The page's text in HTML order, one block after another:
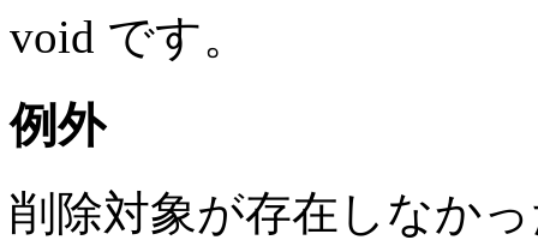
void です。
例外
削除対象が存在しなか